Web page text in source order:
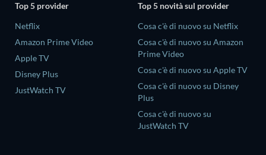
Top 5 provider
Netflix
Amazon Prime Video
Apple TV
Disney Plus
JustWatch TV
Top 5 novità sul provider
Cosa c'è di nuovo su Netflix
Cosa c'è di nuovo su Amazon
Prime Video
Cosa c'è di nuovo su Apple TV
Cosa c'è di nuovo su Disney
Plus
Cosa c'è di nuovo su
JustWatch TV